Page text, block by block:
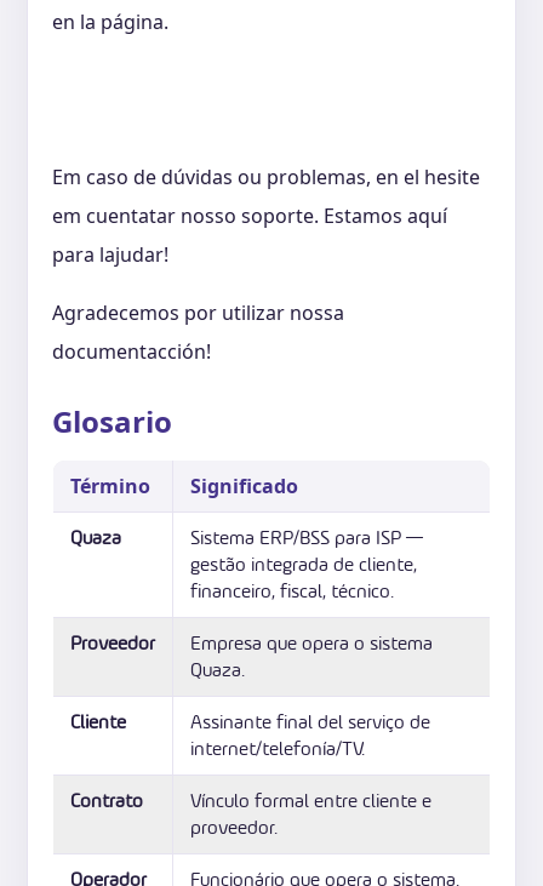
en la página.
Em caso de dúvidas ou problemas, en el hesite
em cuentatar nosso soporte. Estamos aquí
para lajudar!
Agradecemos por utilizar nossa
documentacción!
Glosario
Término Significado
Quaza
Sistema ERP/BSS para ISP —
gestão integrada de cliente,
financeiro, fiscal, técnico.
Proveedor
Empresa que opera o sistema
Quaza.
Cliente
Assinante final del serviço de
internet/telefonía/TV.
Contrato
Vínculo formal entre cliente e
proveedor.
Operador Funcionário que opera o sistema.